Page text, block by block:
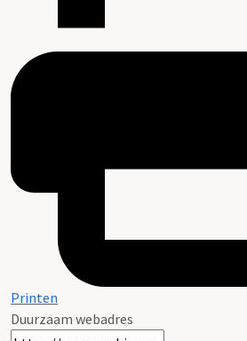
Printen
Duurzaam webadres